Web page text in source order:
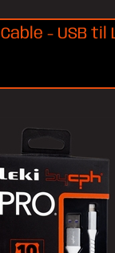
Cable - USB